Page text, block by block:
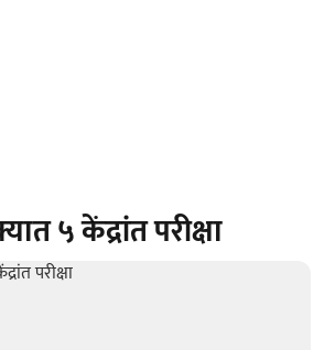
५ केंद्रांत परीक्षा